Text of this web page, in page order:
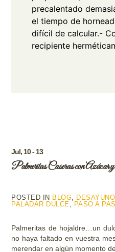
precalentado
el tiempo de
difícil de calcular.-
recipiente
Jul, 10 - 13
Palmeritas Caseras con Azúcar
POSTED IN BLOG
PALADAR DULCE
PASO A
Palmeritas de hojaldre…un
no haya faltado en vuestra
merendar en algún momento